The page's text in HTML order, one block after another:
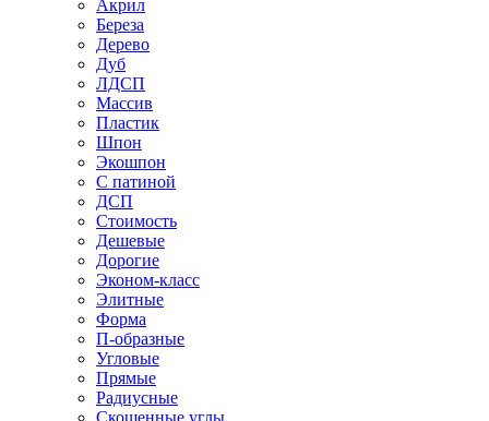
Акрил
Береза
Дерево
Дуб
ЛДСП
Массив
Пластик
Шпон
Экошпон
С патиной
ДСП
Стоимость
Дешевые
Дорогие
Эконом-класс
Элитные
Форма
П-образные
Угловые
Прямые
Радиусные
Скошенные углы